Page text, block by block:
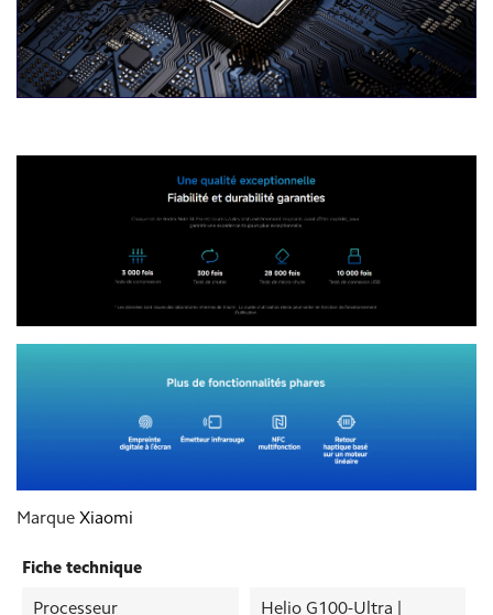
Marque Xiaomi
Fiche technique
Processeur
Helio G100-Ultra |